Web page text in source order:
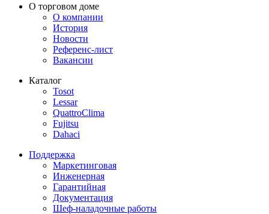
О торговом доме
О компании
История
Новости
Референс-лист
Вакансии
Каталог
Tosot
Lessar
QuattroClima
Fujitsu
Dahaci
Поддержка
Маркетинговая
Инженерная
Гарантийная
Документация
Шеф-наладочные работы